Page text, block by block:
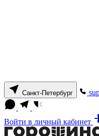
Санкт-Петербург
Войти в личный кабинет